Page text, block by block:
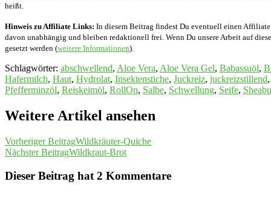
heißt.
Hinweis zu Affiliate Links: In diesem Beitrag findest Du eventuell einen
davon unabhängig und bleiben redaktionell frei. Wenn Du unsere Arbeit auf
gesetzt werden (weitere Informationen).
Schlagwörter: abschwellend, Aloe Vera, Aloe Vera Gel, Babassuöl,
Hafermilch, Haut, Hydrolat, Insektenstiche, Juckreiz, juckreizstillend,
Pfefferminzöl, Reiskeimöl, RollOn, Salbe, Schwellung, Seife,
Weitere Artikel ansehen
Vorheriger BeitragWildkräuter-Quiche
Nächster BeitragWildkraut-Brot
Dieser Beitrag hat 2 Kommentare